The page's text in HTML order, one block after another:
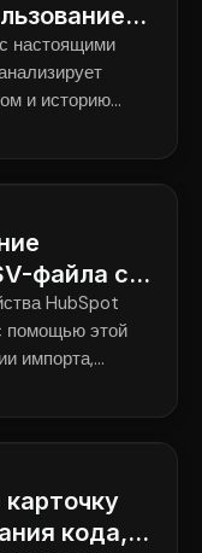
настоящими
и историю
разработчика
кодовая база
файла с
HubSpot
помощью этой